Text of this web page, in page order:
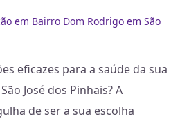
em Bairro Dom Rodrigo em São
eficazes para a saúde da sua
José dos Pinhais? A
de ser a sua escolha